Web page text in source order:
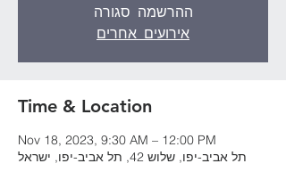
ההרשמה סגורה
אירועים אחרים
Time & Location
Nov 18, 2023, 9:30 AM – 12:00 PM
תל אביב-יפו, שלוש 42, תל אביב-יפו, ישראל